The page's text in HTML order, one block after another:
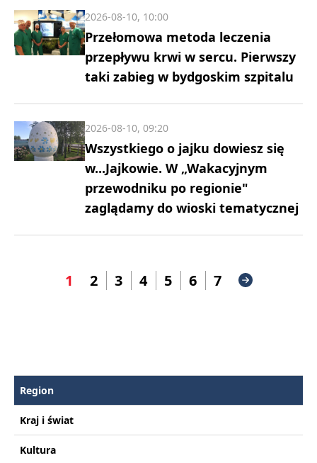
Przełomowa metoda leczenia
przepływu krwi w sercu. Pierwszy
taki zabieg w bydgoskim szpitalu
2026-08-10, 10:00
Wszystkiego o jajku dowiesz się
w...Jajkowie. W „Wakacyjnym
przewodniku po regionie"
zaglądamy do wioski tematycznej
2026-08-10, 09:20
1 2 3 4 5 6 7
Region
Kraj i świat
Kultura